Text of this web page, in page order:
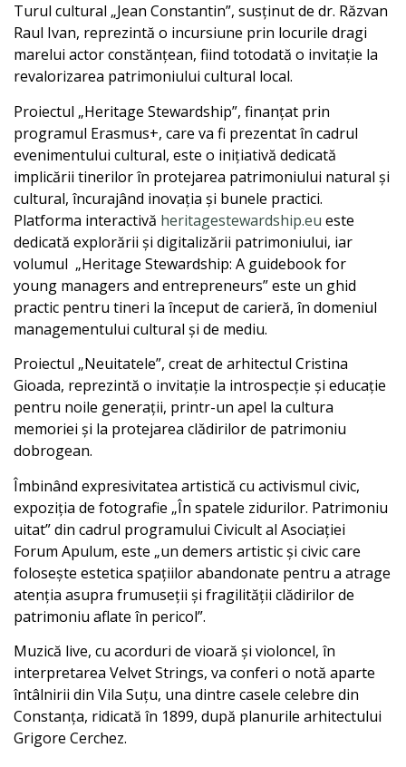
Turul cultural „Jean Constantin”, susținut de dr. Răzvan
Raul Ivan, reprezintă o incursiune prin locurile dragi
marelui actor constănțean, fiind totodată o invitație la
revalorizarea patrimoniului cultural local.
Proiectul „Heritage Stewardship”, finanțat prin
programul Erasmus+, care va fi prezentat în cadrul
evenimentului cultural, este o inițiativă dedicată
implicării tinerilor în protejarea patrimoniului natural și
cultural, încurajând inovația și bunele practici.
Platforma interactivă heritagestewardship.eu este
dedicată explorării și digitalizării patrimoniului, iar
volumul „Heritage Stewardship: A guidebook for
young managers and entrepreneurs” este un ghid
practic pentru tineri la început de carieră, în domeniul
managementului cultural și de mediu.
Proiectul „Neuitatele”, creat de arhitectul Cristina
Gioada, reprezintă o invitație la introspecție și educație
pentru noile generații, printr-un apel la cultura
memoriei și la protejarea clădirilor de patrimoniu
dobrogean.
Îmbinând expresivitatea artistică cu activismul civic,
expoziția de fotografie „În spatele zidurilor. Patrimoniu
uitat” din cadrul programului Civicult al Asociației
Forum Apulum, este „un demers artistic și civic care
folosește estetica spațiilor abandonate pentru a atrage
atenția asupra frumuseții și fragilității clădirilor de
patrimoniu aflate în pericol”.
Muzică live, cu acorduri de vioară și violoncel, în
interpretarea Velvet Strings, va conferi o notă aparte
întâlnirii din Vila Suțu, una dintre casele celebre din
Constanța, ridicată în 1899, după planurile arhitectului
Grigore Cerchez.